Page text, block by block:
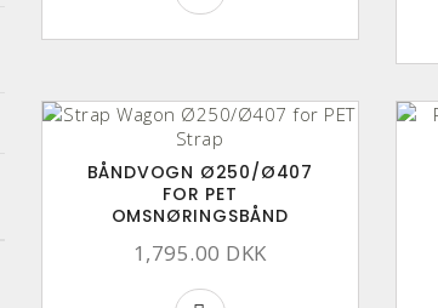
BÅNDVOGN Ø250/Ø407
FOR PET
OMSNØRINGSBÅND
1,795.00 DKK